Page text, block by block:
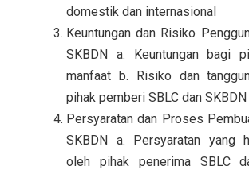
domestik dan internasional
Keuntungan dan Risiko
SKBDN a. Keuntungan bagi
manfaat b. Risiko dan
pihak pemberi SBLC dan SKBDN
Persyaratan dan Proses
SKBDN a. Persyaratan yang
oleh pihak penerima SBLC